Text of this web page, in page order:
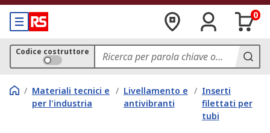
0
Codice costruttore
/ Materiali tecnici e
per l'industria
/ Livellamento e
antivibranti
/ Inserti
filettati per
tubi